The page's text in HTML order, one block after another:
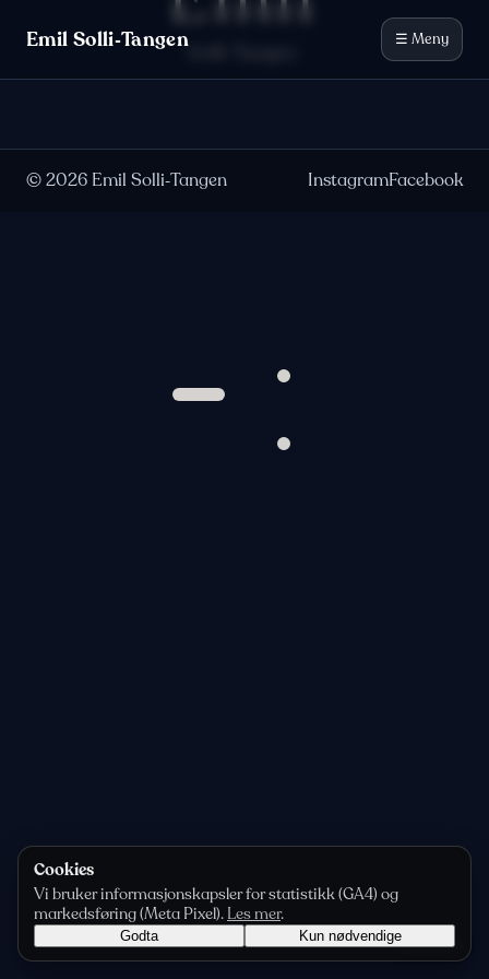
Emil Solli‑Tangen ☰ Meny
Solli-Tangen
©2026 Emil Solli‑Tangen InstagramFacebook
Personvern
Cookies
Vi bruker informasjonskapsler for statistikk (GA4) og
markedsføring (Meta Pixel). Les mer.
Godta Kun nødvendige